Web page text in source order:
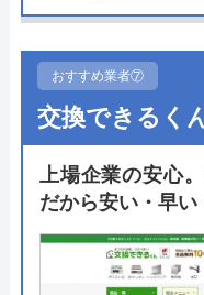
キャンペーン価格
かどうかを考える
売されているため
う。
現地調査や工事は
るのがおすすめ。
て依頼先を決める
おすすめ業者⑦
交換できるく
上場企業の安心
だから安い・早い